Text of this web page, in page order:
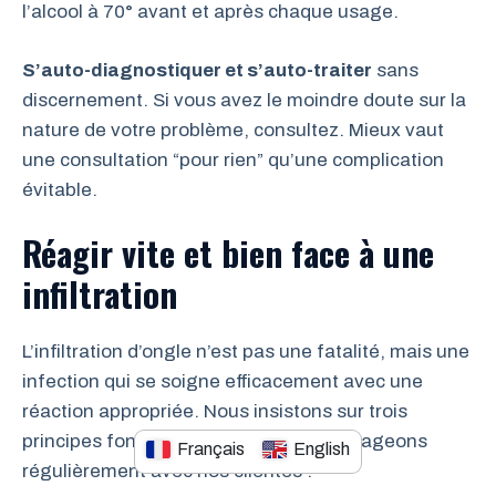
l’alcool à 70° avant et après chaque usage.
S’auto-diagnostiquer et s’auto-traiter sans
discernement. Si vous avez le moindre doute sur la
nature de votre problème, consultez. Mieux vaut
une consultation “pour rien” qu’une complication
évitable.
Réagir vite et bien face à une
infiltration
L’infiltration d’ongle n’est pas une fatalité, mais une
infection qui se soigne efficacement avec une
réaction appropriée. Nous insistons sur trois
principes fondamentaux que nous partageons
régulièrement avec nos clientes :
Français English